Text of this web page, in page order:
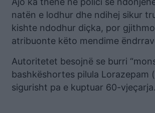
natën e lodhur dhe ndihej sikur
kishte ndodhur diçka, por
atribuonte këto mendime
Autoritetet besojnë se burri
bashkëshortes pilula Lorazepam
sigurisht pa e kuptuar 60-vjeçarja.